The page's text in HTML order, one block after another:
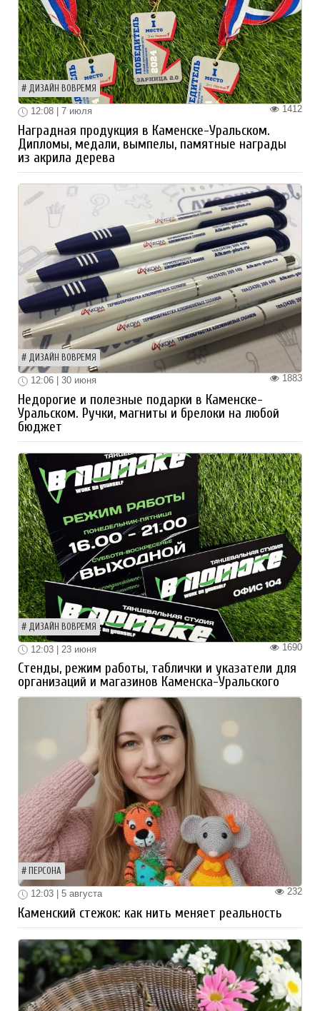
ДИЗАЙН ВОВРЕМЯ
1412
12:08 | 7 июля
Наградная продукция в Каменске-Уральском.
Дипломы, медали, вымпелы, памятные награды
из акрила дерева
ДИЗАЙН ВОВРЕМЯ
1883
12:06 | 30 июня
Недорогие и полезные подарки в Каменске-
Уральском. Ручки, магниты и брелоки на любой
бюджет
ДИЗАЙН ВОВРЕМЯ
1690
12:03 | 23 июня
Стенды, режим работы, таблички и указатели для
организаций и магазинов Каменска-Уральского
ПЕРСОНА
232
12:03 | 5 августа
Каменский стежок: как нить меняет реальность